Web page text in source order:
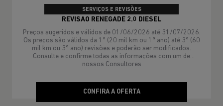
SERVIÇOS E REVISÕES
REVISAO RENEGADE 2.0 DIESEL
Preços sugeridos e válidos de 01/06/2026 até 31/07/2026.
Os preços são válidos da 1º (20 mil km ou 1ª ano) até 3º (60
mil km ou 3º ano) revisões e poderão ser modificados.
Consulte e confirme todas as informações com um de
nossos Consultores
CONFIRA A OFERTA